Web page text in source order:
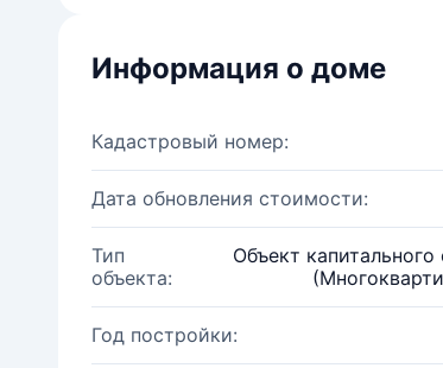
Информация о доме
Кадастровый номер:
Дата обновления стоимости:
Тип
объекта:
Объект
Год постройки: